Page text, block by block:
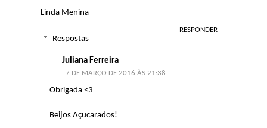
Linda Menina
RESPONDER
Respostas
Juliana Ferreira
7 DE MARÇO DE 2016 ÀS 21:38
Obrigada <3
Beijos Açucarados!